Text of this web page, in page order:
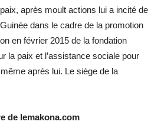
après moult actions lui a incité de
dans le cadre de la promotion
en février 2015 de la fondation
la paix et l’assistance sociale pour
après lui. Le siège de la
de lemakona.com